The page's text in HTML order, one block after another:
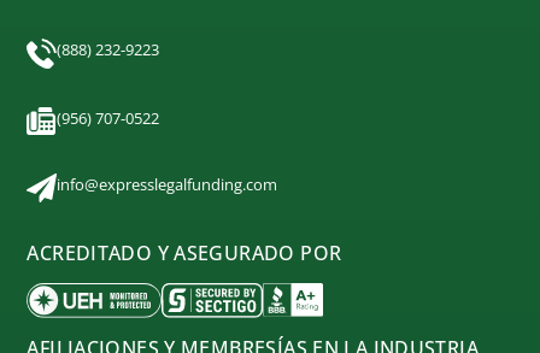
(888) 232-9223
(956) 707-0522
info@expresslegalfunding.com
ACREDITADO Y ASEGURADO POR